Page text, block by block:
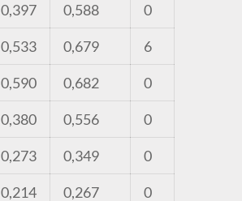
0,397 0,588 0
0,533 0,679 6
0,590 0,682 0
0,380 0,556 0
0,273 0,349 0
0,214 0,267 0